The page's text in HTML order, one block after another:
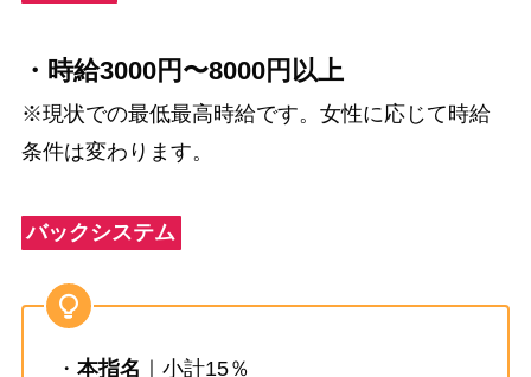
・時給3000円〜8000円以上
※現状での最低最高時給です。女性に応じて時給
条件は変わります。
バックシステム
・ 本指名 ｜小計15％